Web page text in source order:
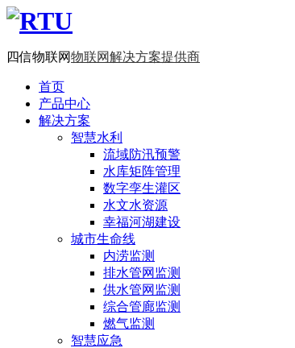
四信物联网物联网解决方案提供商
首页
产品中心
解决方案
智慧水利
流域防汛预警
水库矩阵管理
数字孪生灌区
水文水资源
幸福河湖建设
城市生命线
内涝监测
排水管网监测
供水管网监测
综合管廊监测
燃气监测
智慧应急